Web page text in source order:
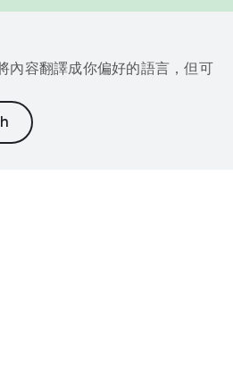
內容翻譯成你偏好的語言，但可